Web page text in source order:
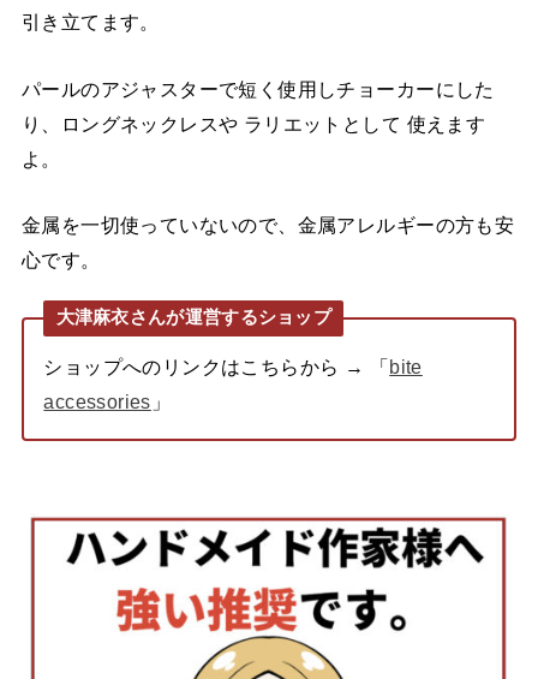
引き立てます。
パールのアジャスターで短く使用しチョーカーにした
り、ロングネックレスや ラリエットとして 使えます
よ。
金属を一切使っていないので、金属アレルギーの方も安
心です。
大津麻衣さんが運営するショップ
ショップへのリンクはこちらから → 「bite
accessories 」